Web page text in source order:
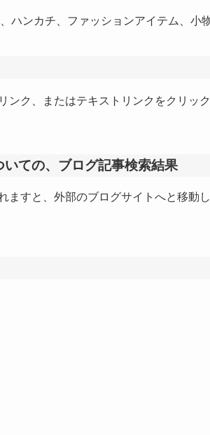
ハンカチ、ファッションアイテム、小
ンク、またはテキストリンクをクリッ
いての、ブログ記事検索結果
ますと、外部のブログサイトへと移動